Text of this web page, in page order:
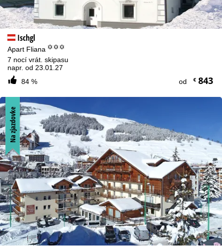
Ischgl
Apart Fliana °°°
7 nocí vrát. skipasu
napr. od 23.01.27
84 %
od €843
Na zjazdovke